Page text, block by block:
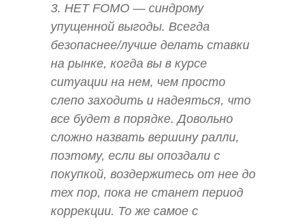
3. НЕТ FOMO — синдрому
упущенной выгоды. Всегда
безопаснее/лучше делать ставки
на рынке, когда вы в курсе
ситуации на нем, чем просто
слепо заходить и надеяться, что
все будет в порядке. Довольно
сложно назвать вершину ралли,
поэтому, если вы опоздали с
покупкой, воздержитесь от нее до
тех пор, пока не станет период
коррекции. То же самое с